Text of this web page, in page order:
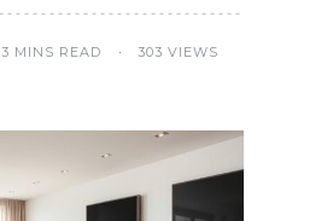
3 MINS READ 303 VIEWS